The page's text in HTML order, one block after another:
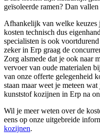
geïsoleerde ramen? Dan
Afhankelijk van welke keuzes
kosten technisch dus
specialisten is ook
zeker in Erp graag de
Zorg alsmede dat je ook naar
vervoer van oude materialen
van onze offerte gelegenheid
staan maar weet je meteen
kunststof kozijnen in Erp na
Wil je meer weten over de
eens op onze uitgebreide
kozijnen.